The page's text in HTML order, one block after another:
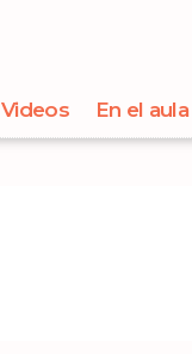
Videos En el aula